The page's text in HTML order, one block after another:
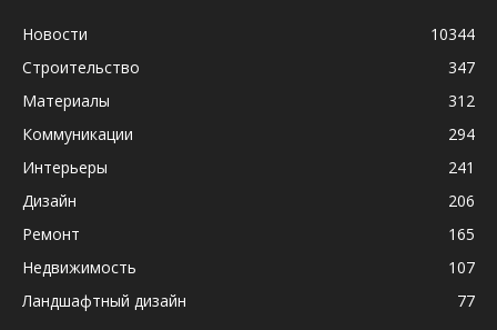
Новости
10344
Строительство
347
Материалы
312
Коммуникации
294
Интерьеры
241
Дизайн
206
Ремонт
165
Недвижимость
107
Ландшафтный дизайн
77